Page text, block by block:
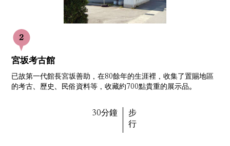
宮坂考古館
已故第一代館長宮坂善助，在80餘年的生涯裡，收集了置賜地區
的考古、歷史、民俗資料等，收藏約700點貴重的展示品。
30分鐘
步
行